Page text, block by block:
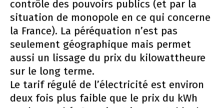
contrôle des pouvoirs publics (et par la
situation de monopole en ce qui concerne
la France). La péréquation n’est pas
seulement géographique mais permet
aussi un lissage du prix du kilowattheure
sur le long terme.
Le tarif régulé de l’électricité est environ
deux fois plus faible que le prix du kWh